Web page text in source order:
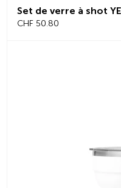
Set de verre à shot
CHF 50.80